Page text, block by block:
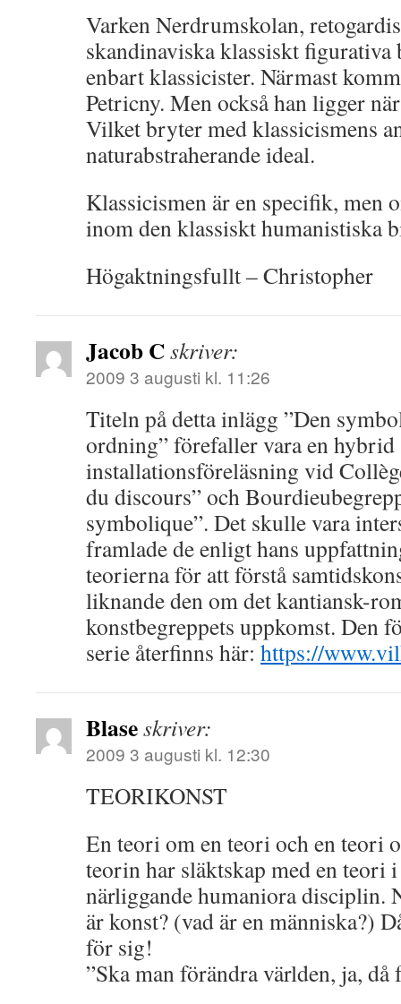
Varken Nerdrumskolan,
skandinaviska klassiskt figurativa
enbart klassicister. Närmast
Petricny. Men också han ligger
Vilket bryter med klassicismens
naturabstraherande ideal.
Klassicismen är en specifik, men
inom den klassiskt humanistiska
Högaktningsfullt – Christopher
Jacob Cskriver:
2009 3 augusti kl. 11:26
Titeln på detta inlägg ”Den
ordning” förefaller vara en hybrid
installationsföreläsning vid
du discours” och
symbolique”. Det skulle vara
framlade de enligt hans
teorierna för att förstå
liknande den om det kantiansk-
konstbegreppets uppkomst. Den
serie återfinns här: https://
Blaseskriver:
2009 3 augusti kl. 12:30
TEORIKONST
En teori om en teori och en teori
teorin har släktskap med en teori
närliggande humaniora disciplin.
är konst? (vad är en människa?)
för sig!
”Ska man förändra världen, ja, då